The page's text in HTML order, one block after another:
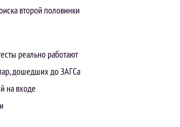
второй половинки
реально работают
дошедших до ЗАГСа
на входе